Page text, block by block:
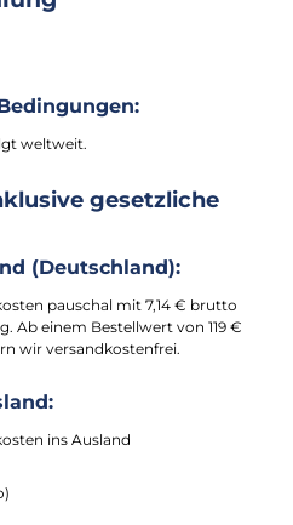
weltweit.
gesetzliche
(Deutschland):
pauschal mit 7,14 € brutto
Ab einem Bestellwert von 119 €
wir versandkostenfrei.
ins Ausland